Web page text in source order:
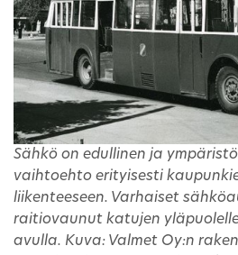
Sähkö on edullinen ja
vaihtoehto erityisesti
liikenteeseen. Varhaiset
raitiovaunut katujen
avulla. Kuva: Valmet Oy:n